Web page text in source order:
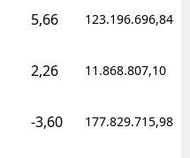
5,66 123.196.696,84
2,26 11.868.807,10
-3,60 177.829.715,98